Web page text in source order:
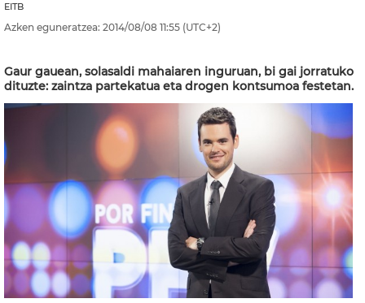
EITB
Azken eguneratzea: 2014/08/08 11:55 (UTC+2)
Gaur gauean, solasaldi mahaiaren inguruan, bi gai jorratuko
dituzte: zaintza partekatua eta drogen kontsumoa festetan.